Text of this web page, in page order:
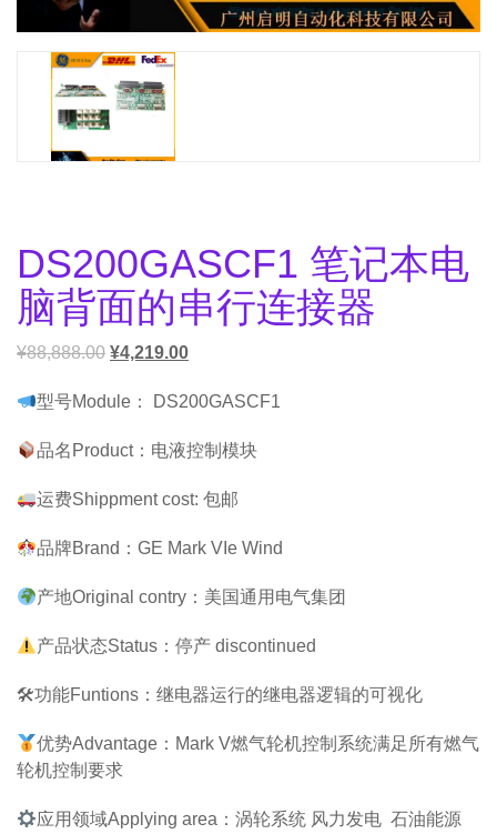
DS200GASCF1 笔记本电
脑背面的串行连接器
¥88,888.00 ¥4,219.00
型号Module： DS200GASCF1
品名Product：电液控制模块
运费Shippment cost: 包邮
品牌Brand：GE Mark VIe Wind
产地Original contry：美国通用电气集团
产品状态Status：停产 discontinued
🛠功能Funtions：继电器运行的继电器逻辑的可视化
优势Advantage：Mark V燃气轮机控制系统满足所有燃气
轮机控制要求
应用领域Applying area：涡轮系统 风力发电 石油能源